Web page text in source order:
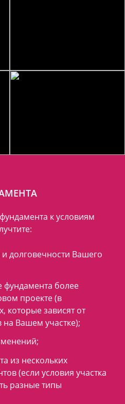
к условиям
долговечности Вашего
фундамента более
проекте (в
которые зависят от
на Вашем участке);
из нескольких
(если условия участка
разные типы